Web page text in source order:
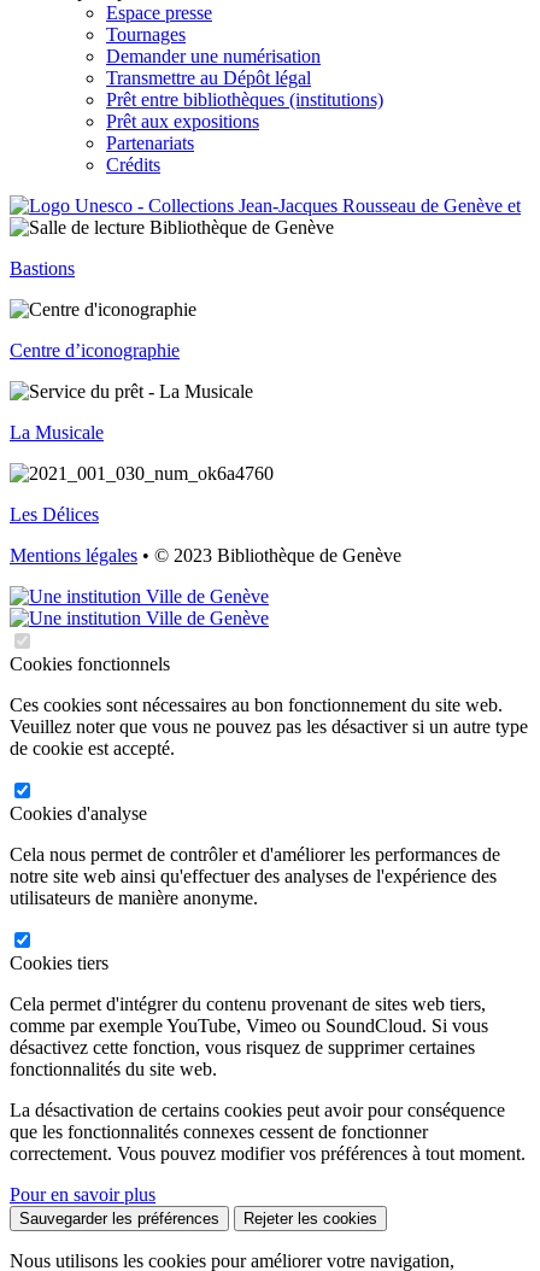
Espace presse
Tournages
Demander une numérisation
Transmettre au Dépôt légal
Prêt entre bibliothèques (institutions)
Prêt aux expositions
Partenariats
Crédits
Bastions
Centre d’iconographie
La Musicale
Les Délices
Mentions légales • © 2023 Bibliothèque de Genève
Cookies fonctionnels
Ces cookies sont nécessaires au bon fonctionnement du site web.
Veuillez noter que vous ne pouvez pas les désactiver si un autre type
de cookie est accepté.
Cookies d'analyse
Cela nous permet de contrôler et d'améliorer les performances de
notre site web ainsi qu'effectuer des analyses de l'expérience des
utilisateurs de manière anonyme.
Cookies tiers
Cela permet d'intégrer du contenu provenant de sites web tiers,
comme par exemple YouTube, Vimeo ou SoundCloud. Si vous
désactivez cette fonction, vous risquez de supprimer certaines
fonctionnalités du site web.
La désactivation de certains cookies peut avoir pour conséquence
que les fonctionnalités connexes cessent de fonctionner
correctement. Vous pouvez modifier vos préférences à tout moment.
Pour en savoir plus
Sauvegarder les préférences Rejeter les cookies
Nous utilisons les cookies pour améliorer votre navigation,